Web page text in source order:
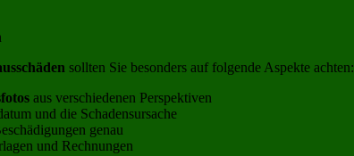
sollten Sie besonders auf folgende Aspekte achten:
aus verschiedenen Perspektiven
und die Schadensursache
genau
und Rechnungen